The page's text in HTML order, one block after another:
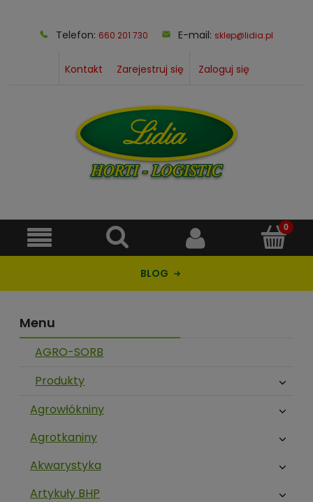
Telefon: 660 201 730 E-mail: sklep@lidia.pl
Kontakt Zarejestruj się Zaloguj się
BLOG
Menu
AGRO-SORB
Produkty
Agrowłókniny
Agrotkaniny
Akwarystyka
Artykuły BHP